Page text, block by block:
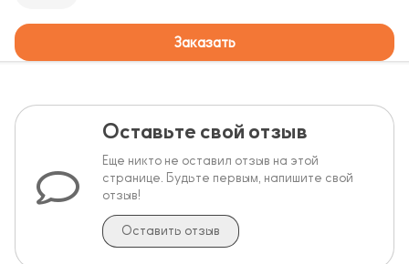
Заказать
Оставьте свой отзыв
Еще никто не оставил отзыв на этой
странице. Будьте первым, напишите свой
отзыв!
Оставить отзыв